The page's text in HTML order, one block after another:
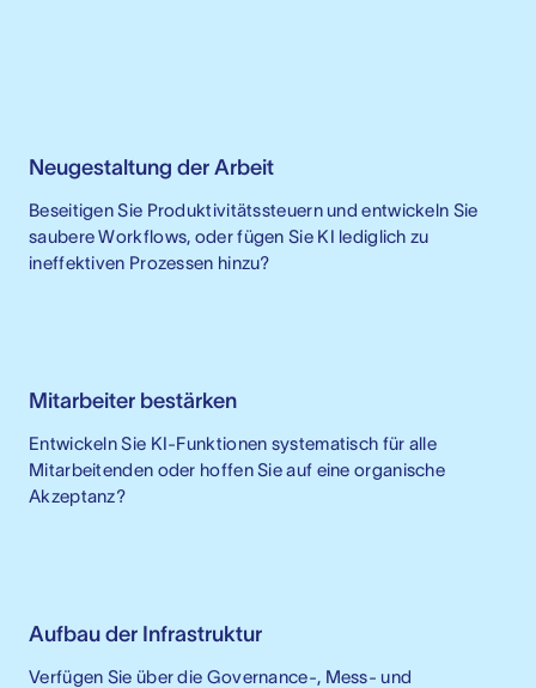
Neugestaltung der Arbeit
Beseitigen Sie Produktivitätssteuern und entwickeln Sie
saubere Workflows, oder fügen Sie KI lediglich zu
ineffektiven Prozessen hinzu?
Mitarbeiter bestärken
Entwickeln Sie KI-Funktionen systematisch für alle
Mitarbeitenden oder hoffen Sie auf eine organische
Akzeptanz?
Aufbau der Infrastruktur
Verfügen Sie über die Governance-, Mess- und